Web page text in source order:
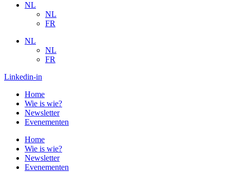
NL
NL
FR
NL
NL
FR
Linkedin-in
Home
Wie is wie?
Newsletter
Evenementen
Home
Wie is wie?
Newsletter
Evenementen